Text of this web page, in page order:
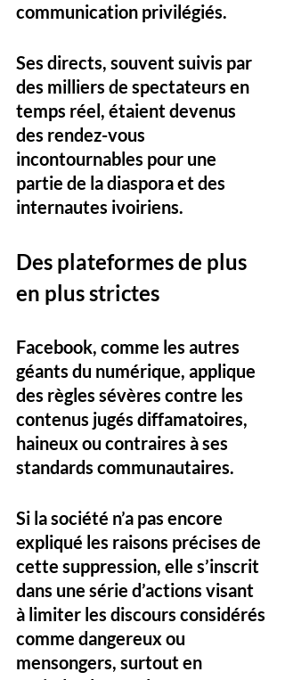
communication privilégiés.
Ses directs, souvent suivis par
des milliers de spectateurs en
temps réel, étaient devenus
des rendez-vous
incontournables pour une
partie de la diaspora et des
internautes ivoiriens.
Des plateformes de plus
en plus strictes
Facebook, comme les autres
géants du numérique, applique
des règles sévères contre les
contenus jugés diffamatoires,
haineux ou contraires à ses
standards communautaires.
Si la société n’a pas encore
expliqué les raisons précises de
cette suppression, elle s’inscrit
dans une série d’actions visant
à limiter les discours considérés
comme dangereux ou
mensongers, surtout en